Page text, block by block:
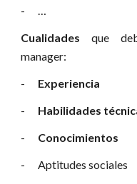
- …
Cualidades que
manager:
- Experiencia
- Habilidades
- Conocimientos
- Aptitudes sociales